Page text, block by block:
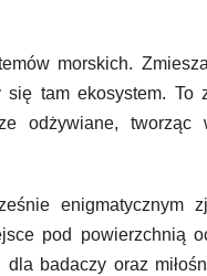
morskich.
tam ekosystem. To
odżywiane, tworząc
enigmatycznym
pod powierzchnią
badaczy oraz